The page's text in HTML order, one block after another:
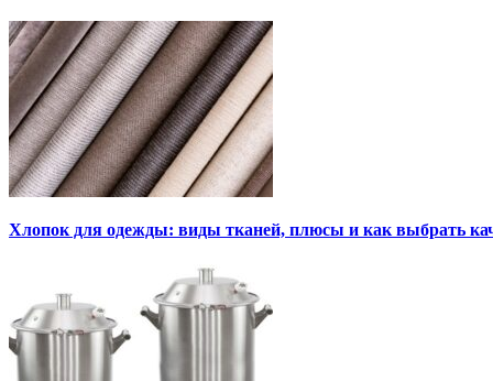
Хлопок для одежды: виды тканей, плюсы и как выбрать